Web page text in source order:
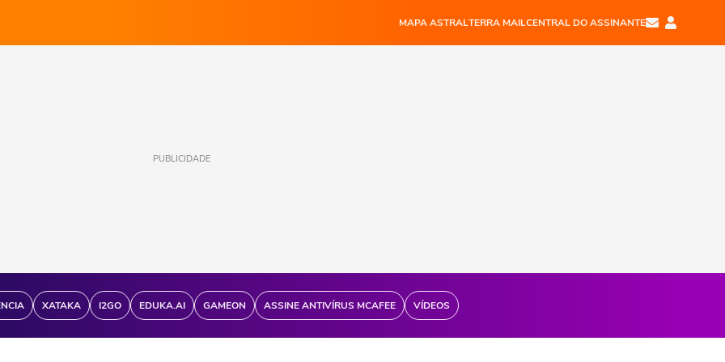
MAPA ASTRALTERRA MAILCENTRAL DO ASSINANTE
PUBLICIDADE
XATAKA I2GO EDUKA.AI GAMEON ASSINE ANTIVÍRUS MCAFEE VÍDEOS